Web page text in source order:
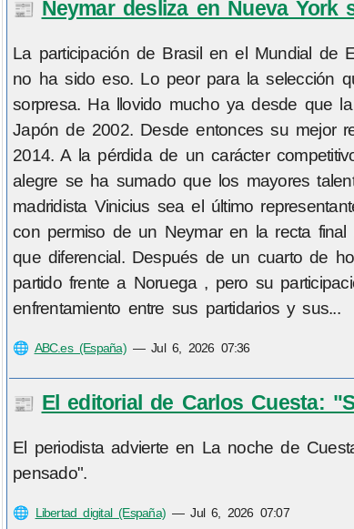
📰 Neymar desliza en Nueva York
La participación de Brasil en el Mundial de
no ha sido eso. Lo peor para la selección
sorpresa. Ha llovido mucho ya desde que
Japón de 2002. Desde entonces su mejor
2014. A la pérdida de un carácter
alegre se ha sumado que los mayores
madridista Vinicius sea el último
con permiso de un Neymar en la recta
que diferencial. Después de un cuarto de
partido frente a Noruega , pero su
enfrentamiento entre sus partidarios y sus...
🌐 ABC.es (España)—Jul 6, 2026 07:36
📰 El editorial de Carlos Cuesta:
El periodista advierte en La noche de
pensado".
🌐 Libertad digital (España) —Jul 6, 2026 07:07